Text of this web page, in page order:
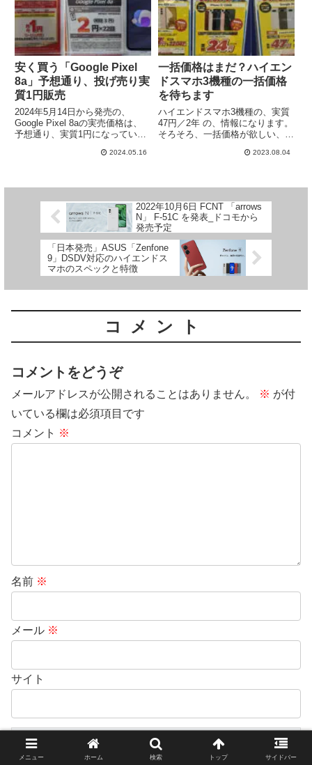
リーズ最新機種で、人気の、ミド
ルレンジスマホになります。
家電量販店でも、実質1円で販売
されていることが想定されます
安く買う「Google Pixel
8a」予想通り、投げ売り実
質1円販売
2024年5月14日から発売の、
Google Pixel 8aの実売価格は、
予想通り、実質1円になっていま
で、Google Pixel 8aを、安く買
円で売られているので、2年限定
であれば、より高性能な、Pixel
8の方が、お得です。
2024.05.16
一括価格はまだ？ハイエン
ドスマホ3機種の一括価格
を待ちます
ハイエンドスマホ3機種の、実質
47円／2年 の、情報になります。
そろそろ、一括価格が欲しい、
すが、いまだに、実質価格での、
ましたが、まだまだ、無くなる様
子が伺えません。
2023.08.04
2022年10月6日 FCNT 「arrows
N」 F-51C を発表_ドコモから
発売予定
「日本発売」ASUS「Zenfone
9」DSDV対応のハイエンドス
マホのスペックと特徴
コメント
コメントをどうぞ
メールアドレスが公開されることはありません。 ※ が付
いている欄は必須項目です
コメント ※
名前 ※
メール ※
サイト
メニュー ホーム 検索 トップ サイドバー